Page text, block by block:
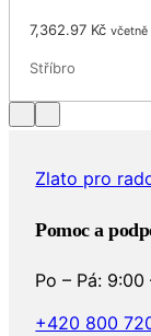
7,362.97 Kč včetně
Stříbro
Zlato pro
Pomoc a
Po – Pá: 9:00
+420 800